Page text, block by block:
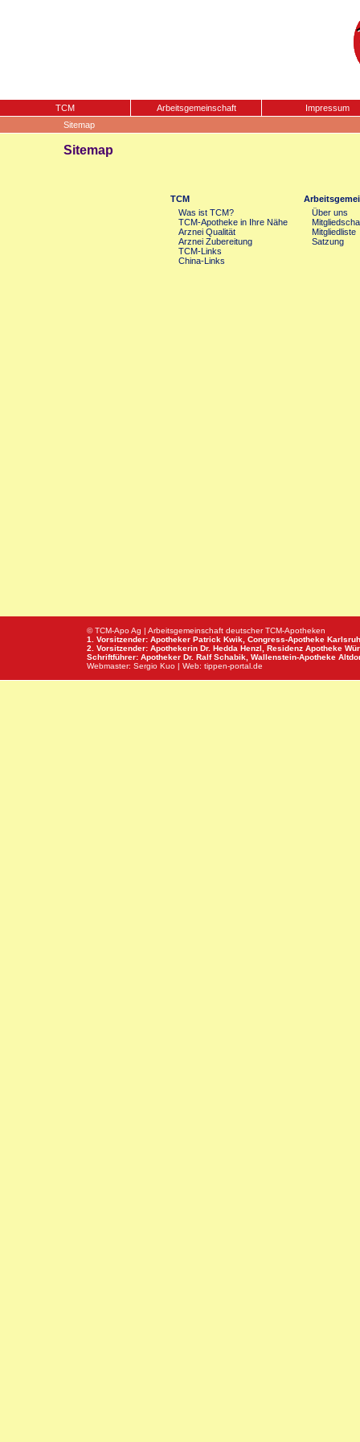
TCM Arbeitsgemeinschaft
Impressum
Sitemap
Sitemap
TCM
Was ist TCM?
TCM-Apotheke in Ihre Nähe
Arznei Qualität
Arznei Zubereitung
TCM-Links
China-Links
Über uns
Mitgliedliste
Satzung
© TCM-Apo Ag | Arbeitsgemeinschaft deutscher TCM-Apotheken
1. Vorsitzender: Apotheker Patrick Kwik, Congress-Apotheke
2. Vorsitzender: Apothekerin Dr. Hedda Henzl, Residenz Apotheke
Schriftführer: Apotheker Dr. Ralf Schabik, Wallenstein-Apotheke
Webmaster: Sergio Kuo | Web: tippen-portal.de